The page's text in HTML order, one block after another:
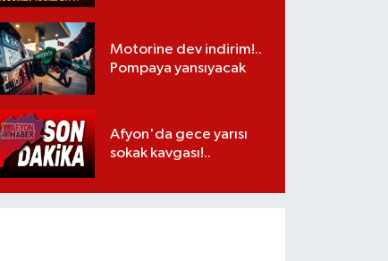
Motorine dev indirim!..
Pompaya yansıyacak
Afyon'da gece yarısı
sokak kavgası!..